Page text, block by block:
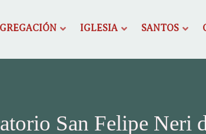
IGLESIA SANTOS
San Felipe Neri